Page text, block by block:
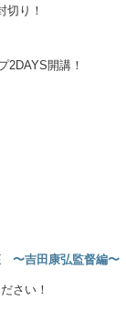
切り！
2DAYS開講！
〜吉田康弘監督編〜
さい！